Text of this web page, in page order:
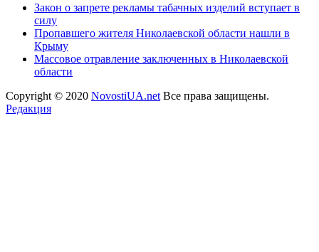
Закон о запрете рекламы табачных изделий вступает в
силу
Пропавшего жителя Николаевской области нашли в
Крыму
Массовое отравление заключенных в Николаевской
области
Copyright © 2020 NovostiUA.net Все права защищены.
Редакция